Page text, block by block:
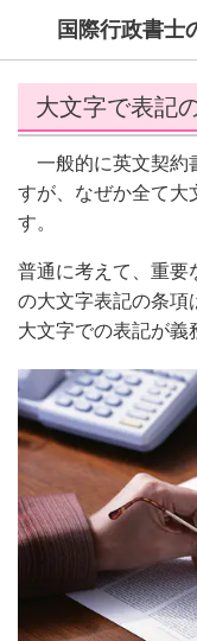
国際行政書士
大文字で表記
一般的に英文契約
すが、 なぜか全て大
す。
普通に考えて、重要
の大文字表記の条項
大文字での表記が義